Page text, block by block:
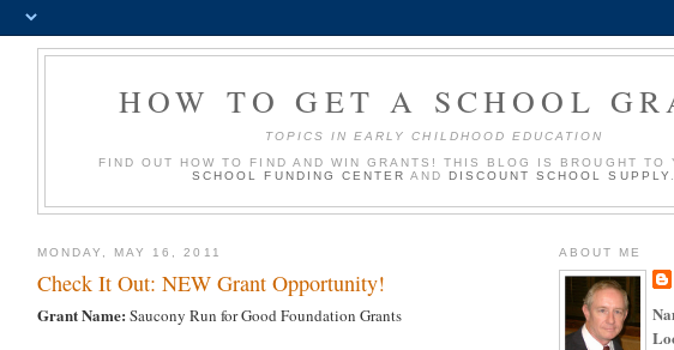
HOW TO GET A SCHOOL
TOPICS IN EARLY CHILDHOOD EDUCATION
FIND OUT HOW TO FIND AND WIN GRANTS! THIS BLOG IS BROUGHT TO
SCHOOL FUNDING CENTER ANDDISCOUNT SCHOOL SUPPLY
MONDAY, MAY 16, 2011
Check It Out: NEW Grant Opportunity!
Grant Name: Saucony Run for Good Foundation Grants
ABOUT ME